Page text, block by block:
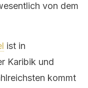
von dem
ist in
Karibik und
kommt